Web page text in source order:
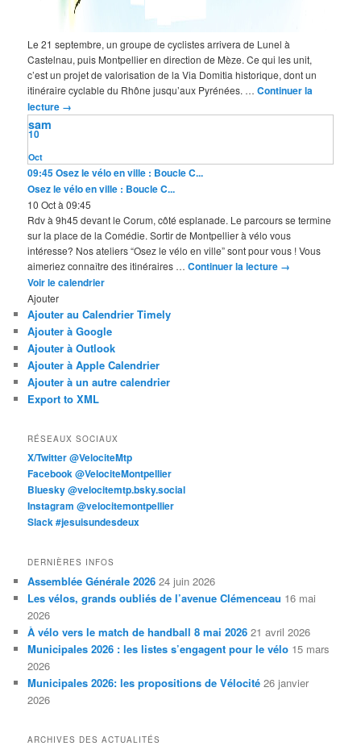
Le 21 septembre, un groupe de cyclistes arrivera de Lunel à
Castelnau, puis Montpellier en direction de Mèze. Ce qui les unit,
c’est un projet de valorisation de la Via Domitia historique, dont un
itinéraire cyclable du Rhône jusqu’aux Pyrénées. …Continuer la
lecture →
Oct
10
sam
09:45Osez le vélo en ville : Boucle C...
Osez le vélo en ville : Boucle C...
10 Oct à 09:45
Rdv à 9h45 devant le Corum, côté esplanade. Le parcours se termine
sur la place de la Comédie. Sortir de Montpellier à vélo vous
intéresse? Nos ateliers “Osez le vélo en ville” sont pour vous ! Vous
aimeriez connaître des itinéraires …Continuer la lecture →
Voir le calendrier
Ajouter
Ajouter au Calendrier Timely
Ajouter à Google
Ajouter à Outlook
Ajouter à Apple Calendrier
Ajouter à un autre calendrier
Export to XML
RÉSEAUX SOCIAUX
X/Twitter @VelociteMtp
Facebook @VelociteMontpellier
Bluesky @velocitemtp.bsky.social
Instagram @velocitemontpellier
Slack #jesuisundesdeux
DERNIÈRES INFOS
Assemblée Générale 2026 24 juin 2026
Les vélos, grands oubliés de l’avenue Clémenceau 16 mai
2026
À vélo vers le match de handball 8 mai 2026 21 avril 2026
Municipales 2026 : les listes s’engagent pour le vélo 15 mars
2026
Municipales 2026: les propositions de Vélocité 26 janvier
2026
ARCHIVES DES ACTUALITÉS